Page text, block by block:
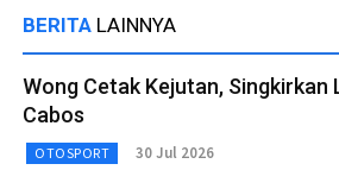
BERITA LAINNYA
Wong Cetak Kejutan, Singkirkan
Cabos
OTOSPORT 30 Jul 2026